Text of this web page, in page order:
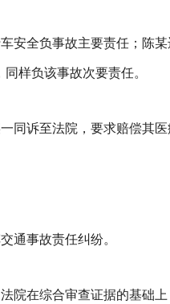
安全负事故主要责任；陈
样负该事故次要责任。
同诉至法院，要求赔偿其
通事故责任纠纷。
院在综合审查证据的基础